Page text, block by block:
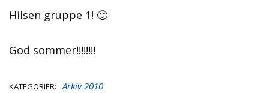
Hilsen gruppe 1! 🙂
God sommer!!!!!!!!
KATEGORIER Arkiv 2010